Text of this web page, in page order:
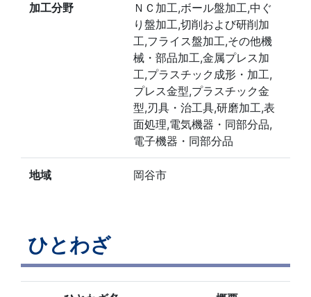
加工分野
ＮＣ加工,ボール盤加工,中ぐ
り盤加工,切削および研削加
工,フライス盤加工,その他機
械・部品加工,金属プレス加
工,プラスチック成形・加工,
プレス金型,プラスチック金
型,刃具・治工具,研磨加工,表
面処理,電気機器・同部分品,
電子機器・同部分品
地域 岡谷市
ひとわざ